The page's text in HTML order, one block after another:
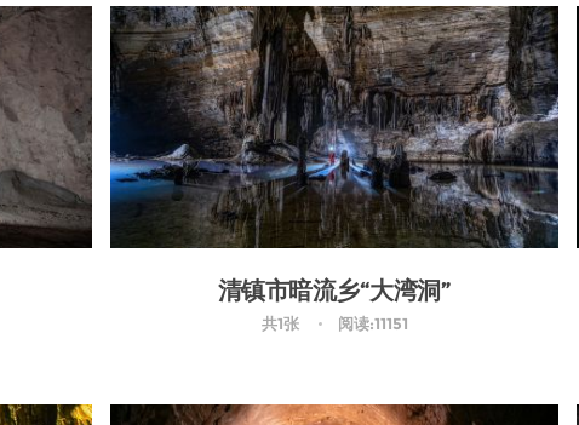
清镇市暗流乡“大湾洞”
共1张 阅读:11151